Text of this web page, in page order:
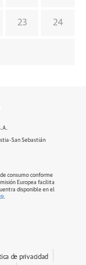
23 24
San Sebastián
consumo conforme
Europea facilita
disponible en el
.
de privacidad